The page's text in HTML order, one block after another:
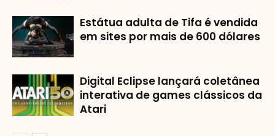
Estátua adulta de Tifa é vendida
em sites por mais de 600 dólares
Digital Eclipse lançará coletânea
interativa de games clássicos da
Atari